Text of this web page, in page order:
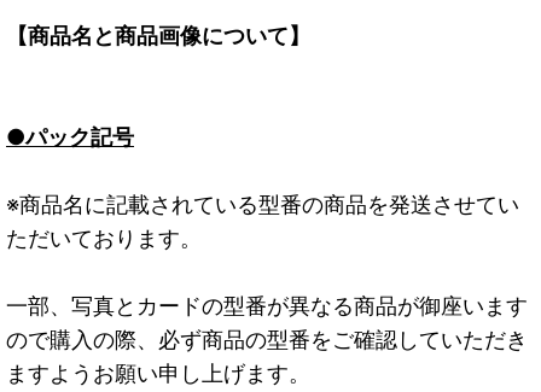
【商品名と商品画像について】
●パック記号
※商品名に記載されている型番の商品を発送させてい
ただいております。
一部、写真とカードの型番が異なる商品が御座います
ので購入の際、必ず商品の型番をご確認していただき
ますようお願い申し上げます。